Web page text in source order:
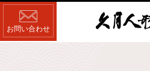
お問い合わせ